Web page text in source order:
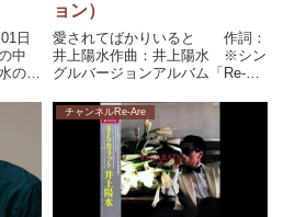
日
中
の代
一度
のが
中
ョン）
愛されてばかりいると 作詞：
井上陽水作曲：井上陽水 ※シン
グルバージョンアルバム「Re-
井上陽水 ＃愛されてばかりいる
とYouTube
チャンネルRe-Are